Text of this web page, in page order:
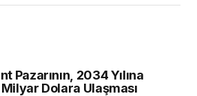
Pazarının, 2034 Yılına
Dolara Ulaşması